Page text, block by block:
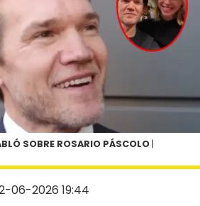
06-2026 19:44
SOBRE ROSARIO PÁSCOLO |